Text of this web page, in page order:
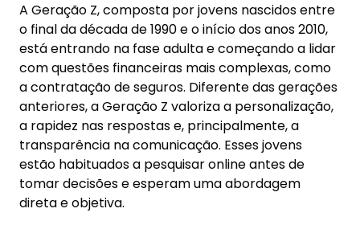
A Geração Z, composta por jovens nascidos entre
o final da década de 1990 e o início dos anos 2010,
está entrando na fase adulta e começando a lidar
com questões financeiras mais complexas, como
a contratação de seguros. Diferente das gerações
anteriores, a Geração Z valoriza a personalização,
a rapidez nas respostas e, principalmente, a
transparência na comunicação. Esses jovens
estão habituados a pesquisar online antes de
tomar decisões e esperam uma abordagem
direta e objetiva.